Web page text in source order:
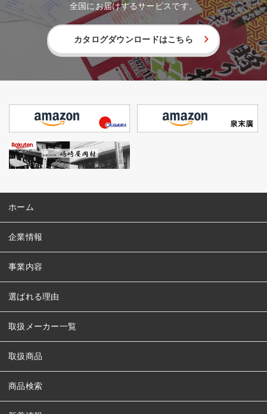
全国にお届けするサービスです。
カタログダウンロードはこちら
ホーム
企業情報
事業内容
選ばれる理由
取扱メーカー一覧
取扱商品
商品検索